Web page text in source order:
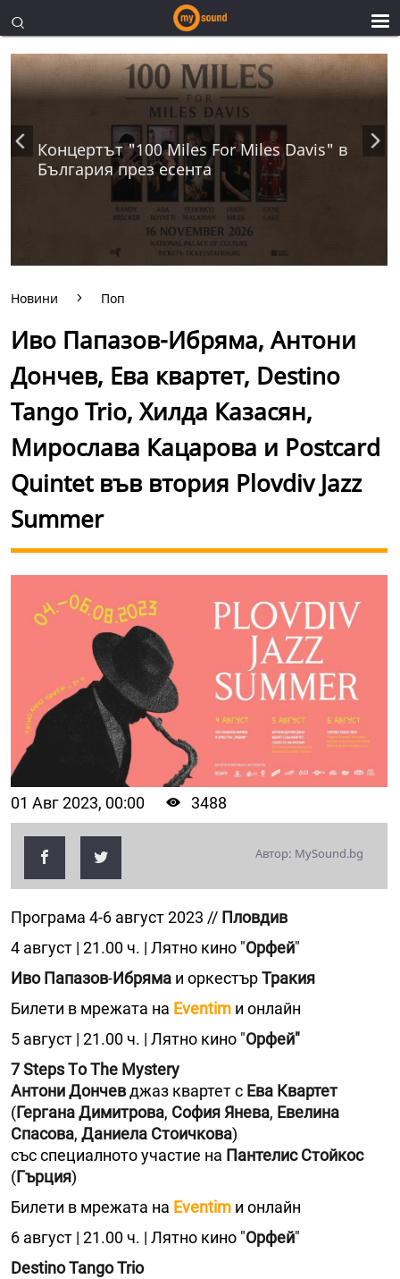
Концертът "100 Miles For Miles Davis" в
България през есента
Новини Поп
Иво Папазов-Ибряма, Антони
Дончев, Ева квартет, Destino
Tango Trio, Хилда Казасян,
Мирослава Кацарова и Postcard
Quintet във втория Plovdiv Jazz
Summer
01 Авг 2023, 00:00 3488
Автор: MySound.bg
Програма 4-6 август 2023 // Пловдив
4 август | 21.00 ч. | Лятно кино "Орфей"
Иво Папазов-Ибряма и оркестърТракия
Билети в мрежата на Еventim и онлайн
5 август | 21.00 ч. | Лятно кино "Орфей"
7 Steps Тo Тhe Mystery
Антони Дончевджаз квартет с Ева Квартет
(Гергана Димитрова, София Янева, Евелина
Спасова, Даниела Стоичкова)
със специалното участие на Пантелис Стойкос
(Гърция)
Билети в мрежата на Еventim и онлайн
6 август | 21.00 ч. | Лятно кино "Орфей"
Destino Tango Trio